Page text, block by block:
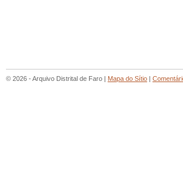
© 2026 - Arquivo Distrital de Faro | Mapa do Sítio